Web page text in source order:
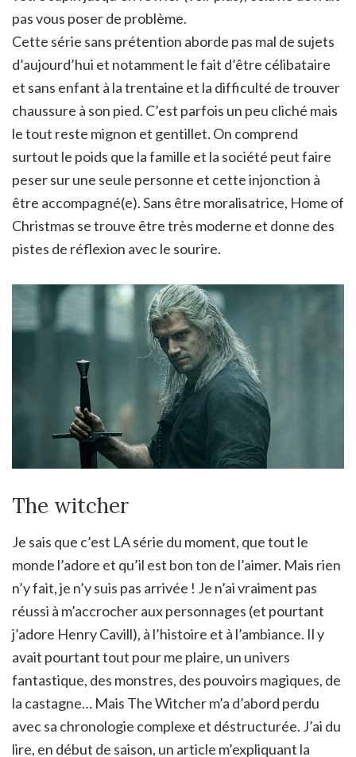
pas vous poser de problème.
Cette série sans prétention aborde pas mal de sujets
d’aujourd’hui et notamment le fait d’être célibataire
et sans enfant à la trentaine et la difficulté de trouver
chaussure à son pied. C’est parfois un peu cliché mais
le tout reste mignon et gentillet. On comprend
surtout le poids que la famille et la société peut faire
peser sur une seule personne et cette injonction à
être accompagné(e). Sans être moralisatrice, Home of
Christmas se trouve être très moderne et donne des
pistes de réflexion avec le sourire.
The witcher
Je sais que c’est LA série du moment, que tout le
monde l’adore et qu’il est bon ton de l’aimer. Mais rien
n’y fait, je n’y suis pas arrivée ! Je n’ai vraiment pas
réussi à m’accrocher aux personnages (et pourtant
j’adore Henry Cavill), à l’histoire et à l’ambiance. Il y
avait pourtant tout pour me plaire, un univers
fantastique, des monstres, des pouvoirs magiques, de
la castagne… Mais The Witcher m’a d’abord perdu
avec sa chronologie complexe et déstructurée. J’ai du
lire, en début de saison, un article m’expliquant la